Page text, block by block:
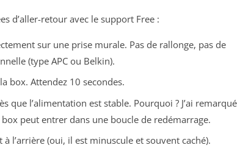
d’aller-retour avec le support Free :
sur une prise murale. Pas de rallonge, pas de
(type APC ou Belkin).
box. Attendez 10 secondes.
que l’alimentation est stable. Pourquoi ? J’ai remarqué
peut entrer dans une boucle de redémarrage.
l’arrière (oui, il est minuscule et souvent caché).